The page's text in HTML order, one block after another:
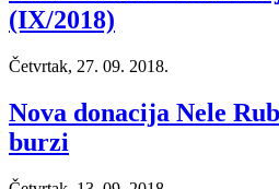
(IX/2018)
Četvrtak, 27. 09. 2018.
Nova donacija Nele
burzi